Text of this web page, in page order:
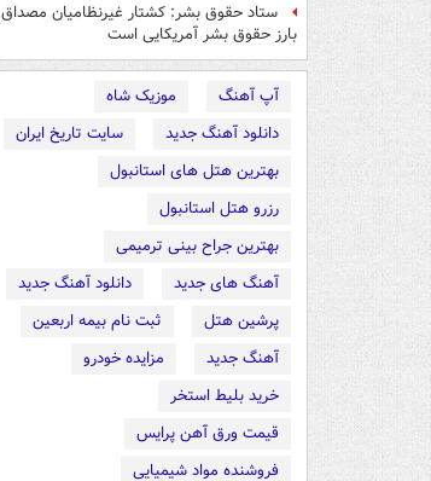
ستاد حقوق بشر: کشتار غیرنظامیان مصداق
بارز حقوق بشر آمریکایی است
آپ آهنگ
موزیک شاه
دانلود آهنگ جدید
سایت تاریخ ایران
بهترین هتل های استانبول
رزرو هتل استانبول
بهترین جراح بینی ترمیمی
آهنگ های جدید
دانلود آهنگ جدید
پرشین هتل
ثبت نام بیمه اربعین
آهنگ جدید
مزایده خودرو
خرید بلیط استخر
قیمت ورق آهن پرایس
فروشنده مواد شیمیایی